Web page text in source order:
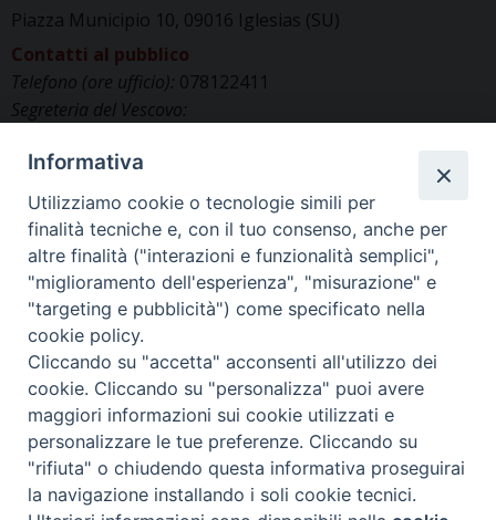
Piazza Municipio 10, 09016 Iglesias (SU)
Contatti al pubblico
Telefono (ore ufficio): 078122411
Segreteria del Vescovo:
Uffici di Curia:curia_iglesias@libero.it
Cancelleria (richiesta documenti):
canc.curia.iglesias@tiscali.it
Comunicazione & media (ufficio stampa):
ucs.iglesias@gmail.com
©2025 Diocesi di IGLESIAS
Informativa
Utilizziamo cookie o tecnologie simili per
finalità tecniche e, con il tuo consenso, anche per
altre finalità ("interazioni e funzionalità semplici",
"miglioramento dell'esperienza", "misurazione" e
"targeting e pubblicità") come specificato nella
cookie policy.
Cliccando su "accetta" acconsenti all'utilizzo dei
cookie. Cliccando su "personalizza" puoi avere
maggiori informazioni sui cookie utilizzati e
personalizzare le tue preferenze. Cliccando su
"rifiuta" o chiudendo questa informativa proseguirai
la navigazione installando i soli cookie tecnici.